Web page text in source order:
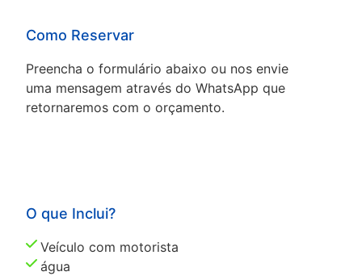
Como Reservar
Preencha o formulário abaixo ou nos envie
uma mensagem através do WhatsApp que
retornaremos com o orçamento.
O que Inclui?
Veículo com motorista
água